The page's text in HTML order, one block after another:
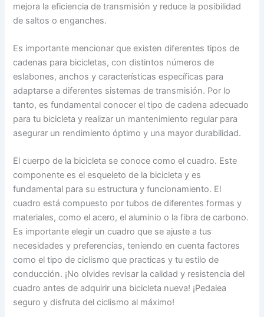
mejora la eficiencia de transmisión y reduce la posibilidad
de saltos o enganches.
Es importante mencionar que existen diferentes tipos de
cadenas para bicicletas, con distintos números de
eslabones, anchos y características específicas para
adaptarse a diferentes sistemas de transmisión. Por lo
tanto, es fundamental conocer el tipo de cadena adecuado
para tu bicicleta y realizar un mantenimiento regular para
asegurar un rendimiento óptimo y una mayor durabilidad.
El cuerpo de la bicicleta se conoce como el cuadro. Este
componente es el esqueleto de la bicicleta y es
fundamental para su estructura y funcionamiento. El
cuadro está compuesto por tubos de diferentes formas y
materiales, como el acero, el aluminio o la fibra de carbono.
Es importante elegir un cuadro que se ajuste a tus
necesidades y preferencias, teniendo en cuenta factores
como el tipo de ciclismo que practicas y tu estilo de
conducción. ¡No olvides revisar la calidad y resistencia del
cuadro antes de adquirir una bicicleta nueva! ¡Pedalea
seguro y disfruta del ciclismo al máximo!